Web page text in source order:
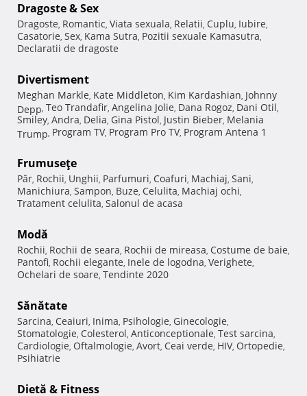
Dragoste & Sex
Dragoste, Romantic, Viata sexuala, Relatii, Cuplu, Iubire,
Casatorie, Sex, Kama Sutra, Pozitii sexuale Kamasutra,
Declaratii de dragoste
Divertisment
Meghan Markle, Kate Middleton, Kim Kardashian, Johnny
Depp, Teo Trandafir, Angelina Jolie, Dana Rogoz, Dani Otil,
Smiley, Andra, Delia, Gina Pistol, Justin Bieber, Melania
Trump, Program TV, Program Pro TV, Program Antena 1
Frumuseţe
Păr, Rochii, Unghii, Parfumuri, Coafuri, Machiaj, Sani,
Manichiura, Sampon, Buze, Celulita, Machiaj ochi,
Tratament celulita, Salonul de acasa
Modă
Rochii, Rochii de seara, Rochii de mireasa, Costume de baie,
Pantofi, Rochii elegante, Inele de logodna, Verighete,
Ochelari de soare, Tendinte 2020
Sănătate
Sarcina, Ceaiuri, Inima, Psihologie, Ginecologie,
Stomatologie, Colesterol, Anticonceptionale, Test sarcina,
Cardiologie, Oftalmologie, Avort, Ceai verde, HIV, Ortopedie,
Psihiatrie
Dietă & Fitness